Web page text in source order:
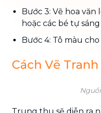
Bước 3: Vẽ hoa
hoặc các bé tự
Bước 4: Tô màu
Cách Vẽ
Trung thu sẽ diễn ra